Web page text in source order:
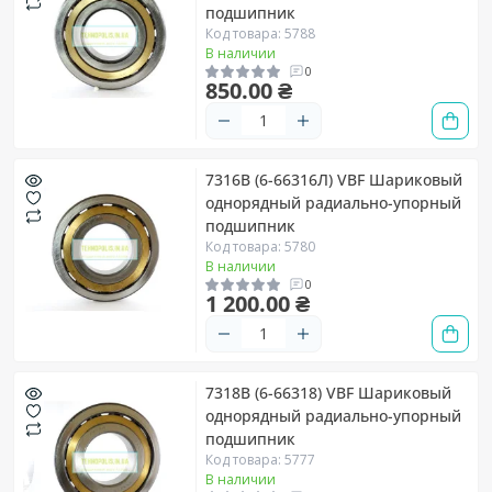
подшипник
Код товара: 5788
В наличии
0
850.00 ₴
7316B (6-66316Л) VBF Шариковый
однорядный радиально-упорный
подшипник
Код товара: 5780
В наличии
0
1 200.00 ₴
7318B (6-66318) VBF Шариковый
однорядный радиально-упорный
подшипник
Код товара: 5777
В наличии